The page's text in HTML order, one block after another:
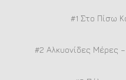
#1 Στο Πίσω
#2 Αλκυονίδες Μέρες